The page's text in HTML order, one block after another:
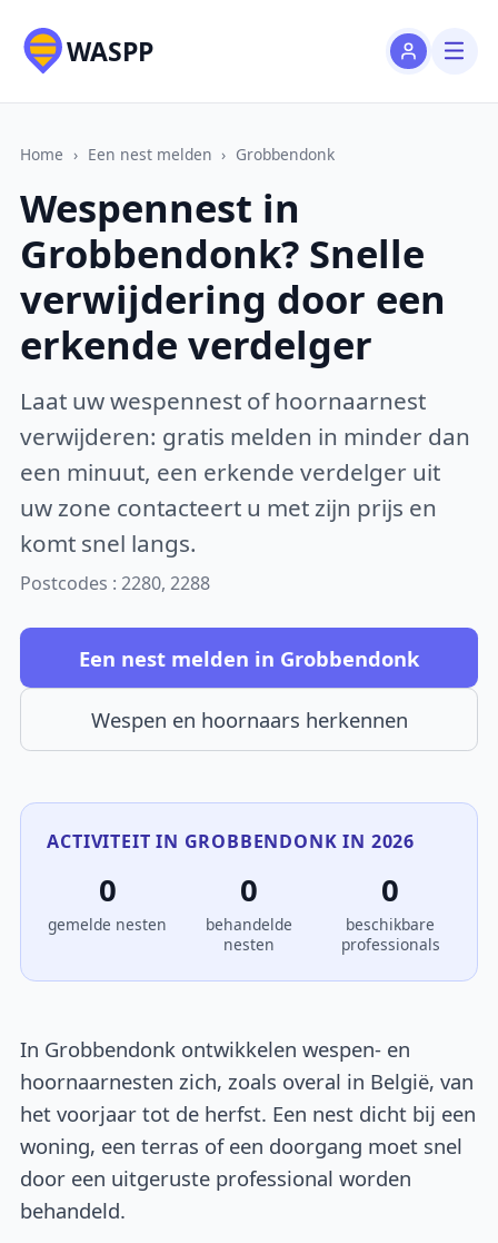
WASPP
Home › Een nest melden › Grobbendonk
Wespennest in
Grobbendonk? Snelle
verwijdering door een
erkende verdelger
Laat uw wespennest of hoornaarnest
verwijderen: gratis melden in minder dan
een minuut, een erkende verdelger uit
uw zone contacteert u met zijn prijs en
komt snel langs.
Postcodes : 2280, 2288
Een nest melden in Grobbendonk
Wespen en hoornaars herkennen
ACTIVITEIT IN GROBBENDONK IN 2026
0
gemelde nesten
0
behandelde
nesten
0
beschikbare
professionals
In Grobbendonk ontwikkelen wespen- en
hoornaarnesten zich, zoals overal in België, van
het voorjaar tot de herfst. Een nest dicht bij een
woning, een terras of een doorgang moet snel
door een uitgeruste professional worden
behandeld.